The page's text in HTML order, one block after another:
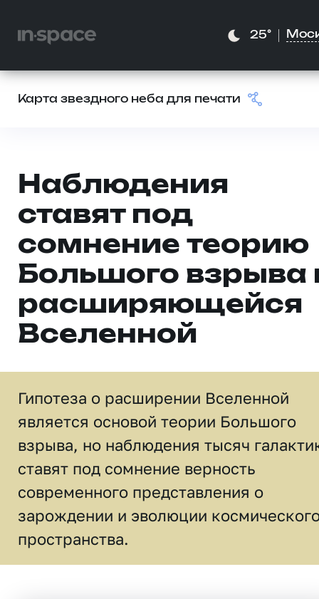
25°
Карта звездного неба для печати
Наблюдения
ставят под
сомнение теорию
Большого взрыва
расширяющейся
Вселенной
Гипотеза о расширении Вселенной
является основой теории Большого
взрыва, но наблюдения тысяч
ставят под сомнение верность
современного представления о
зарождении и эволюции
пространства.